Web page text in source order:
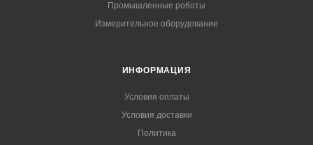
Промышленные роботы
Измерительное оборудование
ИНФОРМАЦИЯ
Условия оплаты
Условия доставки
Политика